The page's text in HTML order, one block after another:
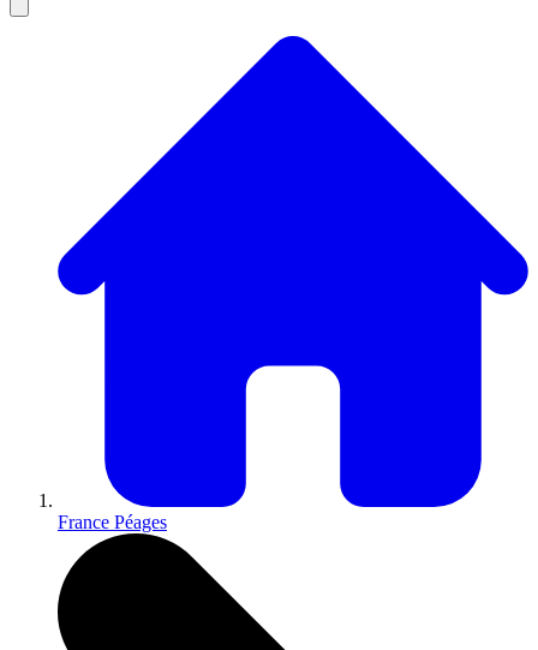
France Péages